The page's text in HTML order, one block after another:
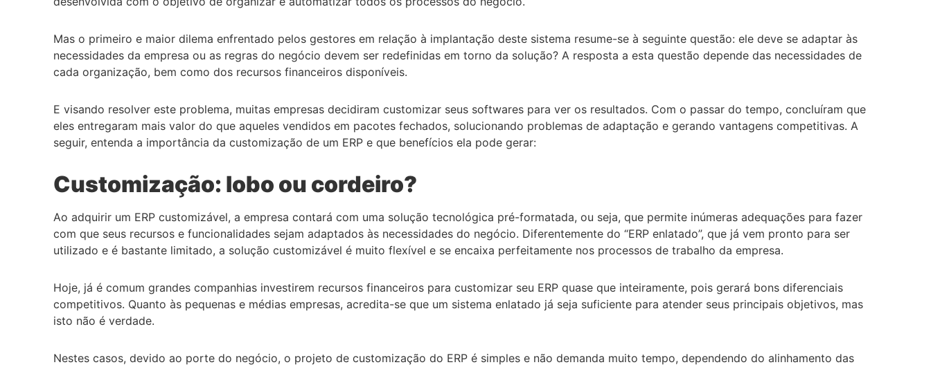
Mas o primeiro e maior dilema enfrentado pelos gestores em relação à implantação deste sistema resume-se à seguinte questão: ele deve se adaptar às
necessidades da empresa ou as regras do negócio devem ser redefinidas em torno da solução? A resposta a esta questão depende das necessidades de
cada organização, bem como dos recursos financeiros disponíveis.
E visando resolver este problema, muitas empresas decidiram customizar seus softwares para ver os resultados. Com o passar do tempo, concluíram que
eles entregaram mais valor do que aqueles vendidos em pacotes fechados, solucionando problemas de adaptação e gerando vantagens competitivas. A
seguir, entenda a importância da customização de um ERP e que benefícios ela pode gerar:
Customização: lobo ou cordeiro?
Ao adquirir um ERP customizável, a empresa contará com uma solução tecnológica pré-formatada, ou seja, que permite inúmeras adequações para fazer
com que seus recursos e funcionalidades sejam adaptados às necessidades do negócio. Diferentemente do “ERP enlatado”, que já vem pronto para ser
utilizado e é bastante limitado, a solução customizável é muito flexível e se encaixa perfeitamente nos processos de trabalho da empresa.
Hoje, já é comum grandes companhias investirem recursos financeiros para customizar seu ERP quase que inteiramente, pois gerará bons diferenciais
competitivos. Quanto às pequenas e médias empresas, acredita-se que um sistema enlatado já seja suficiente para atender seus principais objetivos, mas
isto não é verdade.
Nestes casos, devido ao porte do negócio, o projeto de customização do ERP é simples e não demanda muito tempo, dependendo do alinhamento das